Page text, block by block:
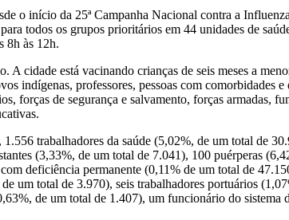
o início da 25ª Campanha Nacional contra a
todos os grupos prioritários em 44 unidades de
8h às 12h.
cidade está vacinando crianças de seis meses a
indígenas, professores, pessoas com comorbidades
forças de segurança e salvamento, forças armadas,
trabalhadores da saúde (5,02%, de um total de
(3,33%, de um total de 7.041), 100 puérperas
deficiência permanente (0,11% de um total de
um total de 3.970), seis trabalhadores portuários
de um total de 1.407), um funcionário do